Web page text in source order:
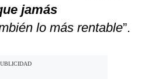
jamás
lo más rentable”.